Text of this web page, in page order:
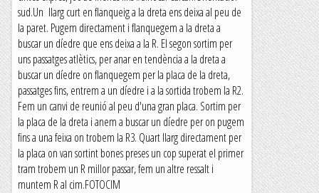
sud.Un llarg curt en flanqueig a la dreta ens deixa al peu de
la paret. Pugem directament i flanquegem a la dreta a
buscar un díedre que ens deixa a la R. El segon sortim per
uns passatges atlètics, per anar en tendència a la dreta a
buscar un díedre on flanquegem per la placa de la dreta,
passatges fins, entrem a un díedre i a la sortida trobem la R2.
Fem un canvi de reunió al peu d'una gran placa. Sortim per
la placa de la dreta i anem a buscar un díedre per on pugem
fins a una feixa on trobem la R3. Quart llarg directament per
la placa on van sortint bones preses un cop superat el primer
tram trobem un R millor passar, fem un altre ressalt i
muntem R al cim.FOTOCIM